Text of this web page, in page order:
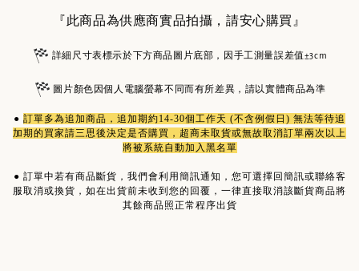
『此商品為供應商實品拍攝，請安心購買』
詳細尺寸表標示於下方商品圖片底部，因手工測量誤差值±3cm
圖片顏色因個人電腦螢幕不同而有所差異，請以實體商品為準
● 訂單多為追加商品 ，追加期約14-30個工作天 (不含例假日) 無法等待追
加期的買家請三思後決定是否購買，超商未取貨或無故取消訂單兩次以上
將被系統自動加入黑名單
● 訂單中若有商品斷貨，我們會利用簡訊通知，您可選擇回簡訊或聯絡客
服取消或換貨，如在出貨前未收到您的回覆，一律直接取消該斷貨商品將
其餘商品照正常程序出貨